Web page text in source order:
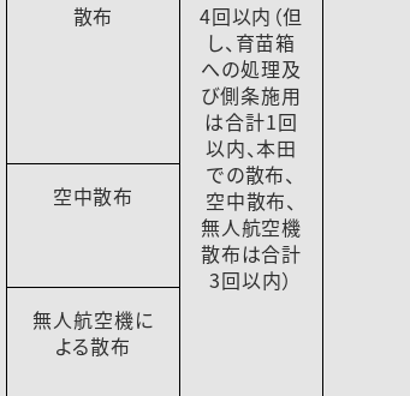
散布
4回以内（但
し、育苗箱
への処理及
び側条施用
は合計1回
以内、本田
での散布、
空中散布、
無人航空機
散布は合計
3回以内）
空中散布
無人航空機に
よる散布